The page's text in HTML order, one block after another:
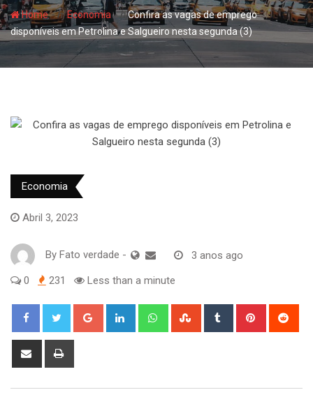
Home- hjEconomia- hjConfira as vagas de emprego
disponíveis em Petrolina e Salgueiro nesta segunda (3)
Economia
Abril 3, 2023
By Fato verdade - 3 anos ago
0 231 Less than a minute
Google+ LinkedIn WhatsappStumbleUpon
Tumblr Pinterest
Share